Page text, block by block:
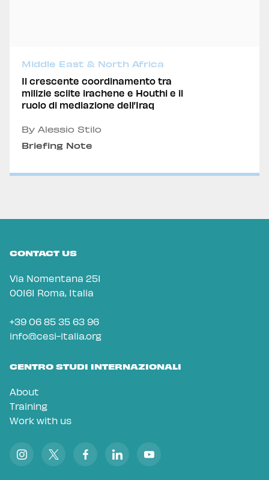
Middle East & North Africa
Il crescente coordinamento tra
milizie sciite irachene e Houthi e il
ruolo di mediazione dell’Iraq
By Alessio Stilo
Briefing Note
CONTACT US
Via Nomentana 251
00161 Roma, Italia
+39 06 85 35 63 96
info@cesi-italia.org
CENTRO STUDI INTERNAZIONALI
About
Training
Work with us